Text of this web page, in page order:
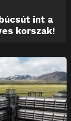
int a
korszak!